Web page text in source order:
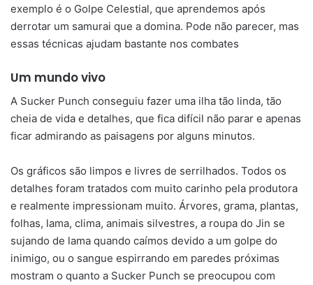
exemplo é o Golpe Celestial, que aprendemos após
derrotar um samurai que a domina. Pode não parecer, mas
essas técnicas ajudam bastante nos combates
Um mundo vivo
A Sucker Punch conseguiu fazer uma ilha tão linda, tão
cheia de vida e detalhes, que fica difícil não parar e apenas
ficar admirando as paisagens por alguns minutos.
Os gráficos são limpos e livres de serrilhados. Todos os
detalhes foram tratados com muito carinho pela produtora
e realmente impressionam muito. Árvores, grama, plantas,
folhas, lama, clima, animais silvestres, a roupa do Jin se
sujando de lama quando caímos devido a um golpe do
inimigo, ou o sangue espirrando em paredes próximas
mostram o quanto a Sucker Punch se preocupou com